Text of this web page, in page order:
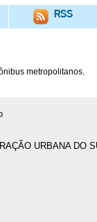
RSS
metropolitanos.
URBANA DO